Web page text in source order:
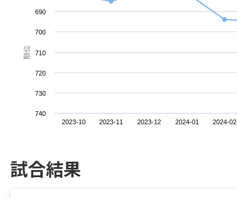
順位
2023-10 2023-11 2023-12 2024-01 2024-02
690
700
710
720
730
740
試合結果